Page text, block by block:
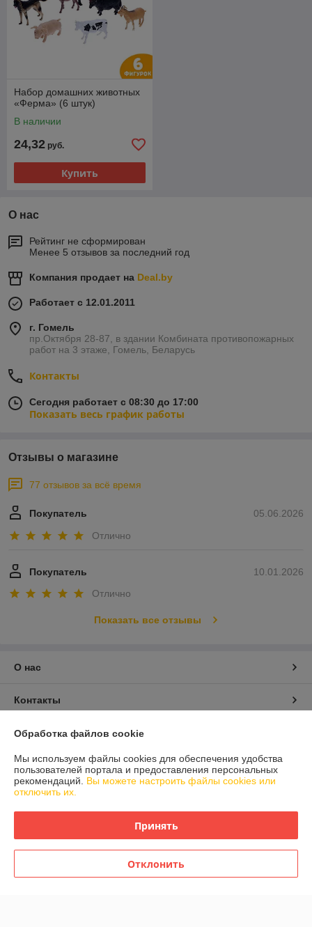
Набор домашних животных
«Ферма» (6 штук)
В наличии
24,32 руб.
Купить
О нас
Рейтинг не сформирован
Менее 5 отзывов за последний год
Компания продает на Deal.by
Работает с 12.01.2011
г. Гомель
пр.Октября 28-87, в здании Комбината противопожарных
работ на 3 этаже, Гомель, Беларусь
Контакты
Сегодня работает с 08:30 до 17:00
Показать весь график работы
Отзывы о магазине
77 отзывов за всё время
05.06.2026
Покупатель
Отлично
10.01.2026
Покупатель
Отлично
Показать все отзывы
О нас
Контакты
Доставка и оплата
График работы
Полная версия сайта
Политика обработки cookies
Сайт создан на платформе Deal.by
Обработка файлов cookie
Мы используем файлы cookies для обеспечения удобства
пользователей портала и предоставления персональных
рекомендаций. Вы можете настроить файлы cookies или
отключить их.
Принять
Отклонить